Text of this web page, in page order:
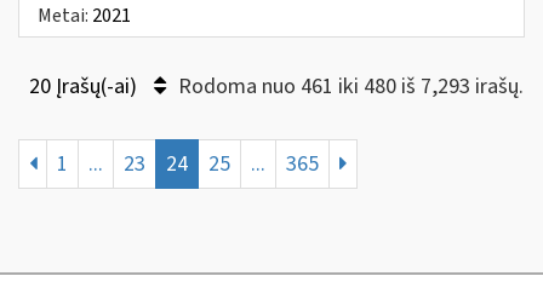
Metai: 2021
20 Įrašų(-ai) Rodoma nuo 461 iki 480 iš 7,293 irašų.
1 ... 23 24 25 ... 365